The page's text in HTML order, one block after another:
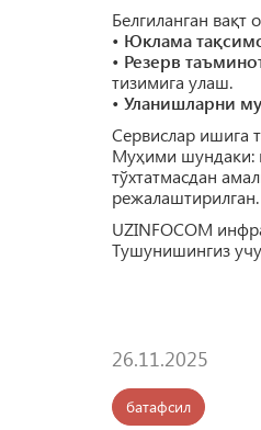
Белгиланган
• Юклама
• Резерв
тизимига улаш.
• Уланишларни
Сервислар ишига
Муҳими шундаки:
тўхтатмасдан
режалаштирилган.
UZINFOCOM
Тушунишингиз
26.11.2025
батафсил